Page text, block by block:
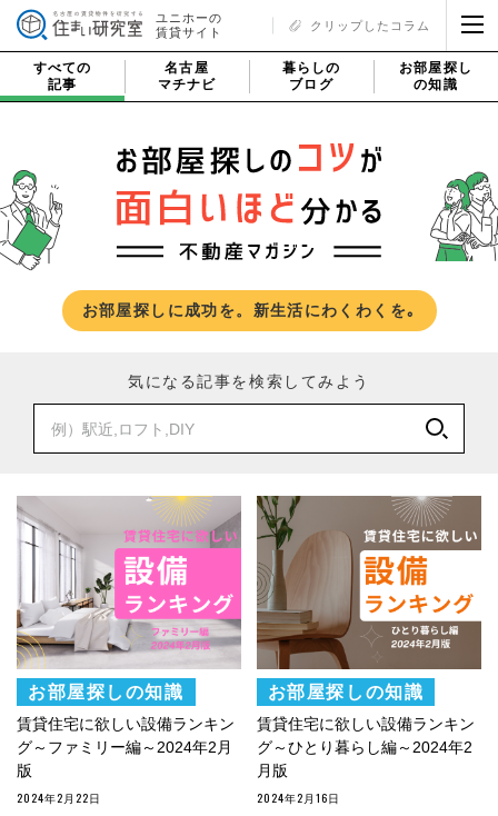
ユニホーの
賃貸サイト
クリップしたコラム
すべての
記事
名古屋
マチナビ
暮らしの
ブログ
お部屋探し
の知識
お部屋探しに成功を。新生活にわくわくを｡
気になる記事を検索してみよう
お部屋探しの知識
賃貸住宅に欲しい設備ランキン
グ～ファミリー編～2024年2月
版
2024年2月22日
お部屋探しの知識
賃貸住宅に欲しい設備ランキン
グ～ひとり暮らし編～2024年2
月版
2024年2月16日